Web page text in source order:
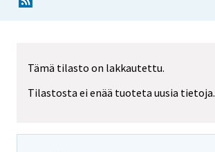
Tämä tilasto on lakkautettu.
Tilastosta ei enää tuoteta uusia tietoja.